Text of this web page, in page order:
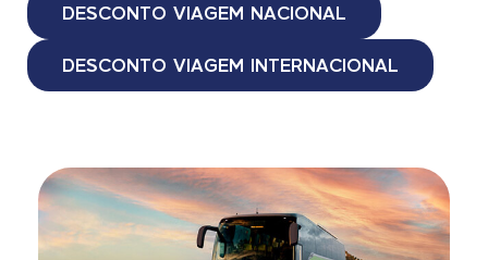
DESCONTO VIAGEM NACIONAL
DESCONTO VIAGEM INTERNACIONAL